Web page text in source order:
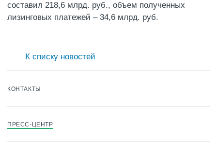
КОНТАКТЫ
ПРЕСС-ЦЕНТР
составил 218,6 млрд. руб., объем полученных
лизинговых платежей – 34,6 млрд. руб.
К списку новостей